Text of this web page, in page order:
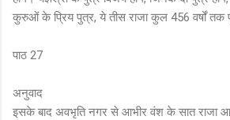
कुरुओं के प्रिय पुत्र, ये तीस राजा कुल 456 वर्षों तक
पाठ 27
अनुवाद
इसके बाद अवभृति नगर से आभीर वंश के सात राजा